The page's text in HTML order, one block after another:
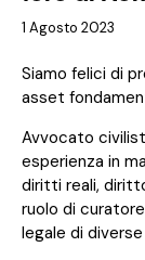
1 Agosto 2023
Siamo felici di
asset
Avvocato
esperienza in
diritti reali,
ruolo di
legale di